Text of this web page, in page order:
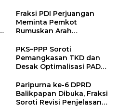
Fraksi PDI Perjuangan
Meminta Pemkot
Rumuskan Arah
Terukur sebagai
Penyangga IKN
PKS–PPP Soroti
Pemangkasan TKD dan
Desak Optimalisasi PAD
Balikpapan 2026
Paripurna ke-6 DPRD
Balikpapan Dibuka, Fraksi
Soroti Revisi Penjelasan